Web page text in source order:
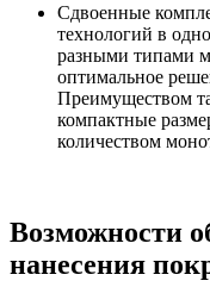
Сдвоенные
технологий в
разными типами
оптимальное
Преимуществом
компактные
количеством
Возможности
нанесения